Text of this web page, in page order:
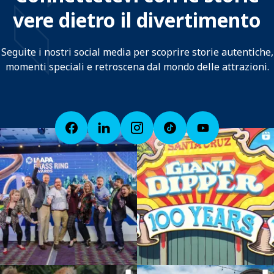
vere dietro il divertimento
Seguite i nostri social media per scoprire storie autentiche,
momenti speciali e retroscena dal mondo delle attrazioni.